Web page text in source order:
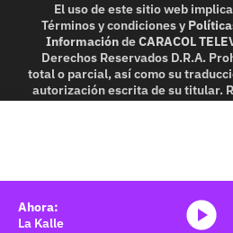
El uso de este sitio web
Términos y condicionesy
InformacióndeCARACOL
Derechos Reservados D.R.A.
total o parcial, así como su
autorización escrita de su titular.
La Kalle